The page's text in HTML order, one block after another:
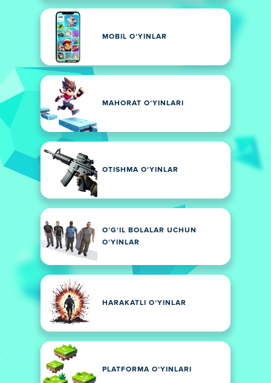
MOBIL OʻYINLAR
MAHORAT OʻYINLARI
OTISHMA OʻYINLAR
OʻGʻIL BOLALAR UCHUN
OʻYINLAR
HARAKATLI OʻYINLAR
PLATFORMA OʻYINLARI